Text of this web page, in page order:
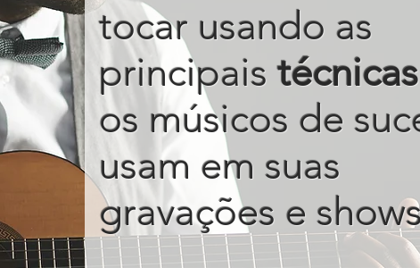
tocar usando as
principaistécnicas
os músicos de
usam em suas
gravações e